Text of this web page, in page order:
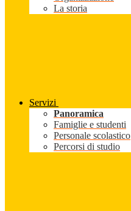
La storia
Servizi
Panoramica
Famiglie e studenti
Personale scolastico
Percorsi di studio